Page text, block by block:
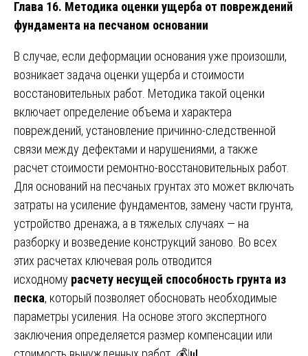
Глава 16. Методика оценки ущерба от повреждений
фундамента на песчаном основании
В случае, если деформации основания уже произошли,
возникает задача оценки ущерба и стоимости
восстановительных работ. Методика такой оценки
включает определение объема и характера
повреждений, установление причинно-следственной
связи между дефектами и нарушениями, а также
расчет стоимости ремонтно-восстановительных работ.
Для оснований на песчаных грунтах это может включать
затраты на усиление фундаментов, замену части грунта,
устройство дренажа, а в тяжелых случаях — на
разборку и возведение конструкций заново. Во всех
этих расчетах ключевая роль отводится
исходному расчету несущей способность грунта из
песка, который позволяет обосновать необходимые
параметры усиления. На основе этого экспертного
заключения определяется размер компенсации или